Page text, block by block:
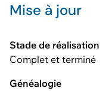
Mise à jour
Stade de réalisation
Complet et terminé
Généalogie